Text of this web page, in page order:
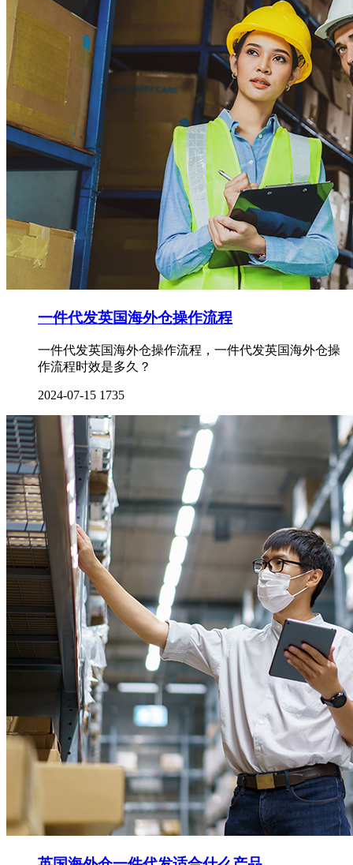
一件代发英国海外仓操作流程
一件代发英国海外仓操作流程，一件代发英国海外仓操
作流程时效是多久？
2024-07-15 1735